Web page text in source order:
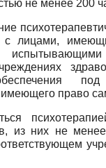
не менее 200
с лицами,
под
имеющего право
из них не